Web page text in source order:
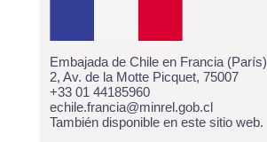
Embajada de Chile en Francia (París)
2, Av. de la Motte Picquet, 75007
+33 01 44185960
echile.francia@minrel.gob.cl
También disponibleen este sitio web.